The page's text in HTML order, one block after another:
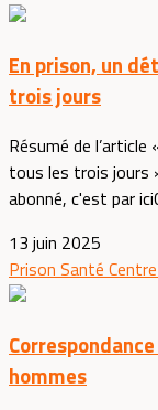
En prison, un
trois jours
Résumé de
tous les trois jours
abonné, c'est par
13 juin 2025
Prison Santé
hommes